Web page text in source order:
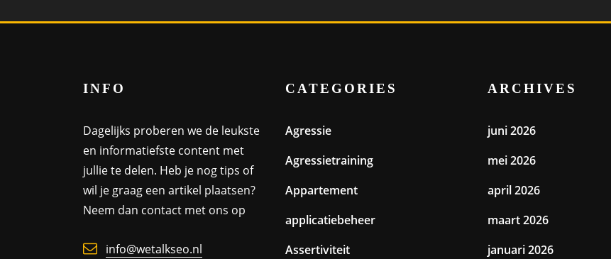
INFO
Dagelijks proberen we de leukste
en informatiefste content met
jullie te delen. Heb je nog tips of
wil je graag een artikel plaatsen?
Neem dan contact met ons op
info@wetalkseo.nl
CATEGORIES
Agressie
Agressietraining
Appartement
applicatiebeheer
Assertiviteit
ARCHIVES
juni 2026
mei 2026
april 2026
maart 2026
januari 2026